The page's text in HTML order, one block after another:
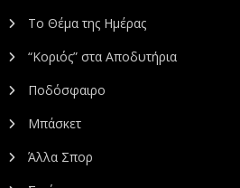
Το Θέμα της Ημέρας
“Κοριός” στα Αποδυτήρια
Ποδόσφαιρο
Μπάσκετ
Άλλα Σπορ